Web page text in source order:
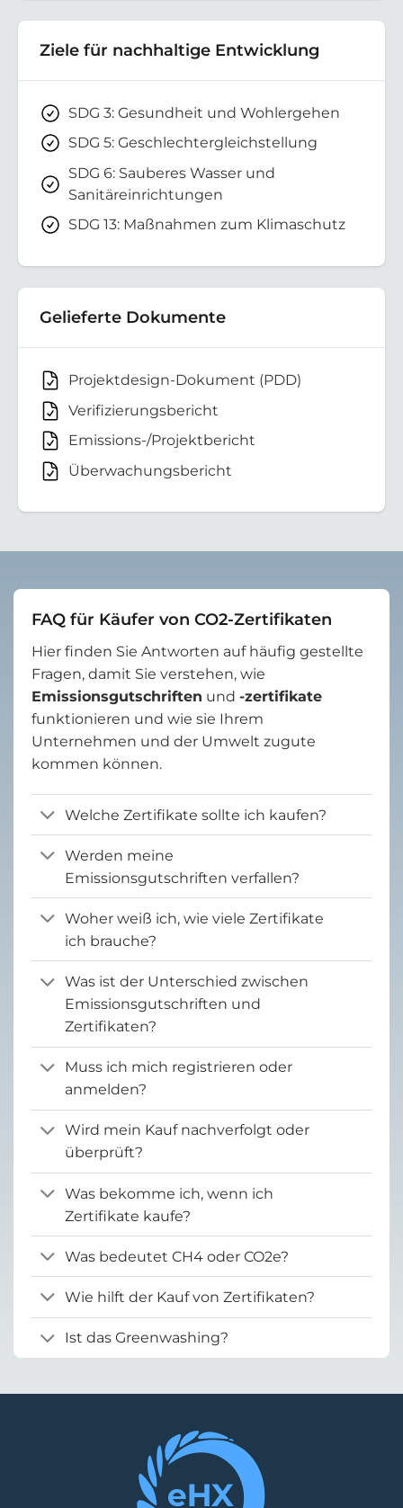
Ziele für nachhaltige Entwicklung
SDG 3: Gesundheit und Wohlergehen
SDG 5: Geschlechtergleichstellung
SDG 6: Sauberes Wasser und
Sanitäreinrichtungen
SDG 13: Maßnahmen zum Klimaschutz
Gelieferte Dokumente
Projektdesign-Dokument (PDD)
Verifizierungsbericht
Emissions-/Projektbericht
Überwachungsbericht
FAQ für Käufer von CO2-Zertifikaten
Hier finden Sie Antworten auf häufig gestellte
Fragen, damit Sie verstehen, wie
Emissionsgutschriften und -zertifikate
funktionieren und wie sie Ihrem
Unternehmen und der Umwelt zugute
kommen können.
Welche Zertifikate sollte ich kaufen?
Werden meine
Emissionsgutschriften verfallen?
Woher weiß ich, wie viele Zertifikate
ich brauche?
Was ist der Unterschied zwischen
Emissionsgutschriften und
Zertifikaten?
Muss ich mich registrieren oder
anmelden?
Wird mein Kauf nachverfolgt oder
überprüft?
Was bekomme ich, wenn ich
Zertifikate kaufe?
Was bedeutet CH4 oder CO2e?
Wie hilft der Kauf von Zertifikaten?
Ist das Greenwashing?